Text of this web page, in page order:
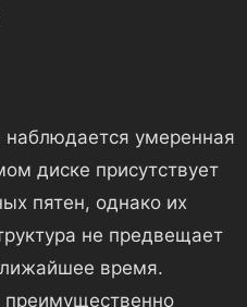
умеренная
диске присутствует
пятен, однако их
не предвещает
время.
преимущественно